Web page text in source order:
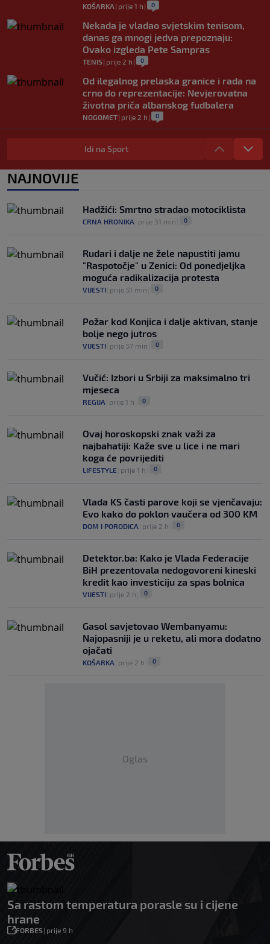
KOŠARKA | prije 1 h | 0
Nekada je vladao svjetskim tenisom,
danas ga mnogi jedva prepoznaju:
Ovako izgleda Pete Sampras
TENIS| prije 2 h | 0
Od ilegalnog prelaska granice i rada na
crno do reprezentacije: Nevjerovatna
životna priča albanskog fudbalera
NOGOMET| prije 2 h | 0
Deco iz sjene preokrenuo posao: Rodri
bio bliži Real Madridu, a sada je na
NOGOMET|prije 2 h| 0
Reprezentativac Argentine stigao iz
Atlético Madrida
prije 2 h | 0
Idi na Sport
NAJNOVIJE
Hadžići: Smrtno stradao motociklista
CRNA HRONIKA prije 31 min 0
Rudari i dalje ne žele napustiti jamu
"Raspotočje" u Zenici: Od ponedjeljka
moguća radikalizacija protesta
VIJESTI prije 51 min 0
Požar kod Konjica i dalje aktivan, stanje
bolje nego jutros
VIJESTI prije 57 min 0
Vučić: Izbori u Srbiji za maksimalno tri
mjeseca
REGIJA prije 1 h 0
Ovaj horoskopski znak važi za
najbahatiji: Kaže sve u lice i ne mari
koga će povrijediti
LIFESTYLE prije 1 h 0
Vlada KS časti parove koji se vjenčavaju:
Evo kako do poklon vaučera od 300 KM
DOM I PORODICA prije 2 h 0
Detektor.ba: Kako je Vlada Federacije
BiH prezentovala nedogovoreni kineski
kredit kao investiciju za spas bolnica
VIJESTI prije 2 h 0
Gasol savjetovao Wembanyamu:
Najopasniji je u reketu, ali mora dodatno
ojačati
KOŠARKA prije 2 h 0
Oglas
Sa rastom temperatura porasle su i cijene
hrane
FORBES| prije 9 h